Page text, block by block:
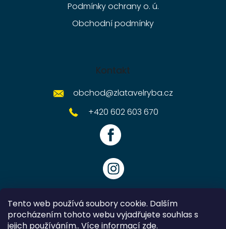
Tento web používá soubory cookie. Dalším
procházením tohoto webu vyjadřujete souhlas s
jejich používáním.. Více informací zde.
Podmínky ochrany o. ú.
Obchodní podmínky
Kontakt
obchod@zlatavelryba.cz
+420 602 603 670